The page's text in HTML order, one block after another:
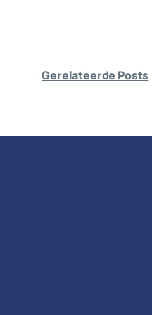
Gerelateerde Posts